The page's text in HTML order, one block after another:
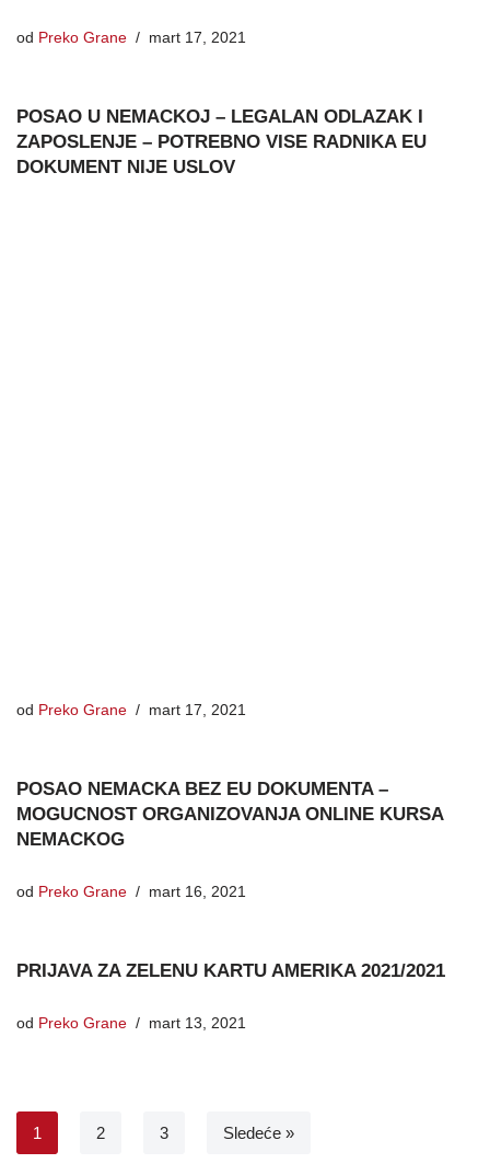
od Preko Grane mart 17, 2021
POSAO U NEMACKOJ – LEGALAN ODLAZAK I
ZAPOSLENJE – POTREBNO VISE RADNIKA EU
DOKUMENT NIJE USLOV
od Preko Grane mart 17, 2021
POSAO NEMACKA BEZ EU DOKUMENTA –
MOGUCNOST ORGANIZOVANJA ONLINE KURSA
NEMACKOG
od Preko Grane mart 16, 2021
PRIJAVA ZA ZELENU KARTU AMERIKA 2021/2021
od Preko Grane mart 13, 2021
1 2 3 Sledeće »